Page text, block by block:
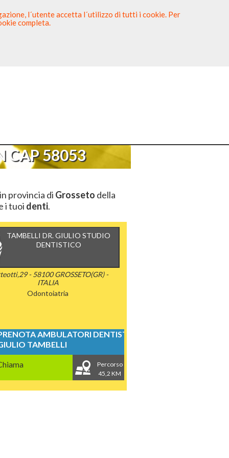
CAP 58053
provincia di Grosseto della
i tuoi denti.
TAMBELLI DR. GIULIO STUDIO
DENTISTICO
- 58100 GROSSETO(GR) -
ITALIA
Odontoiatria
AMBULATORI DENTISTICI
TAMBELLI
Percorso
45,2 KM
l´utente accetta l´utilizzo di tutti i cookie. Per
completa.